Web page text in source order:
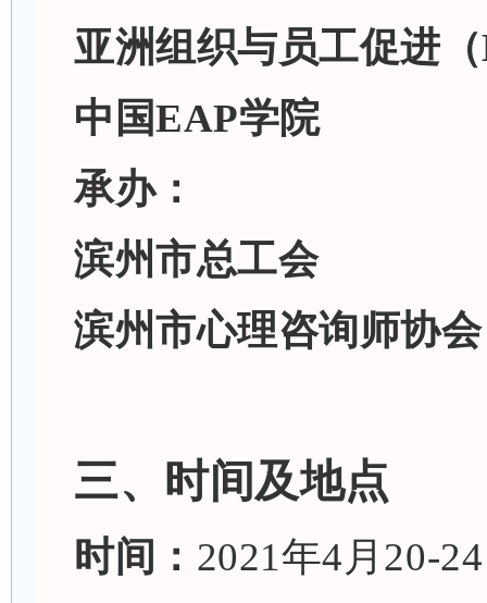
亚洲组织与员工促进（
中国EAP学院
承办：
滨州市总工会
滨州市心理咨询师协会
三、时间及地点
时间： 2021年4 月 20-